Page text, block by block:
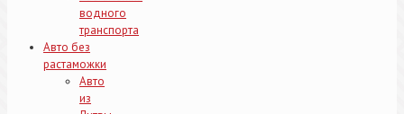
водного
транспорта
Авто без
растаможки
Авто
из